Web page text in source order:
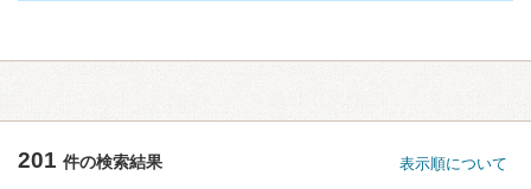
201 件の検索結果 表示順について